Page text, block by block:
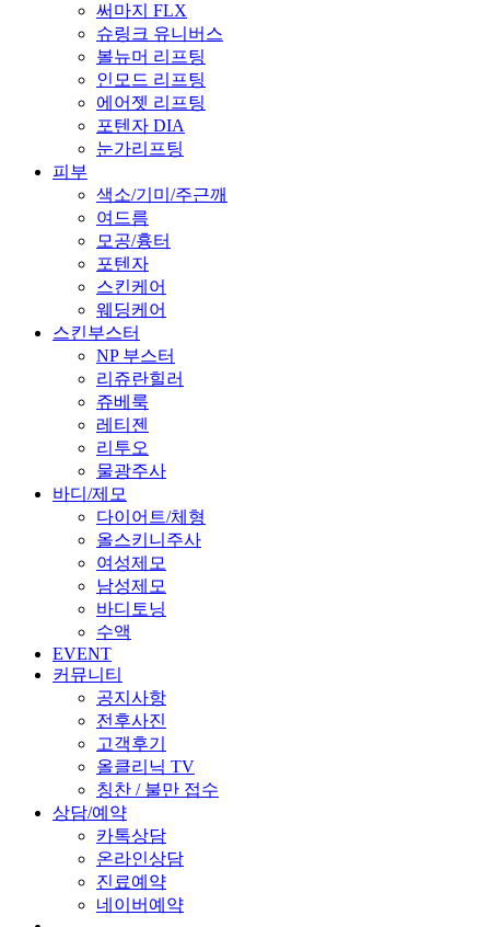
써마지 FLX
슈링크 유니버스
볼뉴머 리프팅
인모드 리프팅
에어젯 리프팅
포텐자 DIA
눈가리프팅
피부
색소/기미/주근깨
여드름
모공/흉터
포텐자
스킨케어
웨딩케어
스킨부스터
NP 부스터
리쥬란힐러
쥬베룩
레티젠
리투오
물광주사
바디/제모
다이어트/체형
올스키니주사
여성제모
남성제모
바디토닝
수액
EVENT
커뮤니티
공지사항
전후사진
고객후기
올클리닉 TV
칭찬 / 불만 접수
상담/예약
카톡상담
온라인상담
진료예약
네이버예약